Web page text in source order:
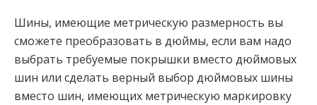
Шины, имеющие метрическую размерность вы
сможете преобразовать в дюймы, если вам надо
выбрать требуемые покрышки вместо дюймовых
шин или сделать верный выбор дюймовых шины
вместо шин, имеющих метрическую маркировку